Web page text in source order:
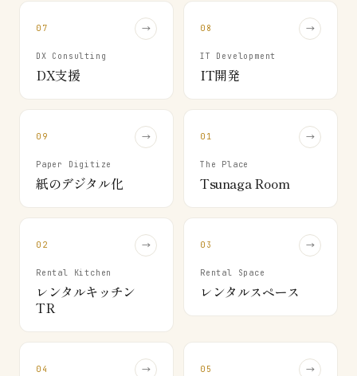
07 →
DX Consulting
DX支援
08 →
IT Development
IT開発
09 →
Paper Digitize
紙のデジタル化
01 →
The Place
Tsunaga Room
02 →
Rental Kitchen
レンタルキッチン
TR
03 →
Rental Space
レンタルスペース
04 → 05 →